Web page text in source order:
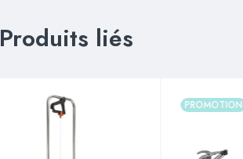
Produits liés
PROMOTION